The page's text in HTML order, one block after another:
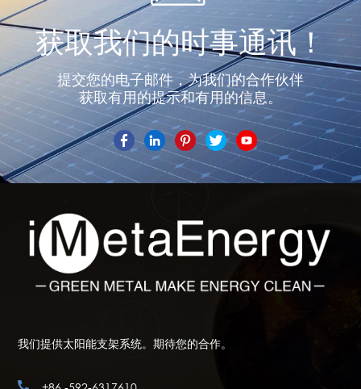
获取我们的时事通讯！
提交您的电子邮件，为我们的合作伙伴
获取有用的提示和有用的信息。
我们提供太阳能支架系统。期待您的合作。